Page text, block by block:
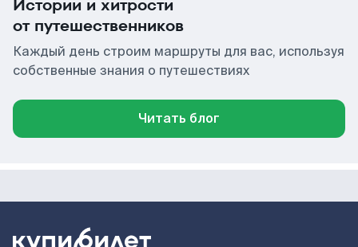
Истории и хитрости
от путешественников
Каждый день строим маршруты для вас, используя
собственные знания о путешествиях
Читать блог